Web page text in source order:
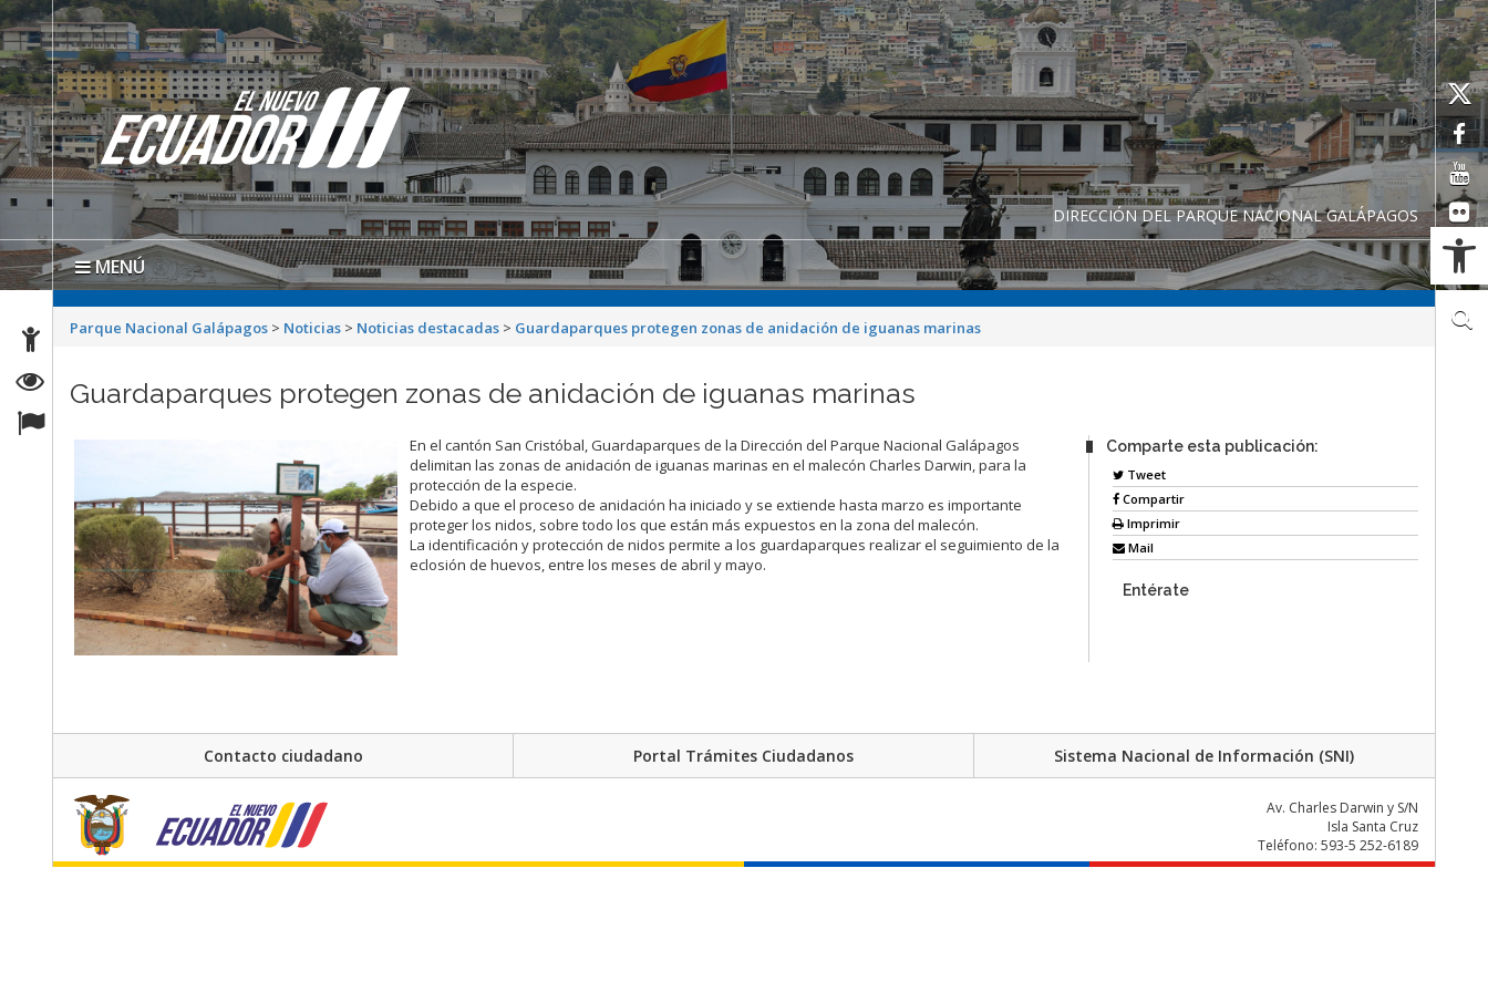
DIRECCIÓN DEL PARQUE NACIONAL GALÁPAGOS
MENÚ
Parque Nacional Galápagos > Noticias > Noticias destacadas > Guardaparques protegen zonas de anidación de iguanas marinas
Guardaparques protegen zonas de anidación de iguanas marinas
En el cantón San Cristóbal, Guardaparques de la Dirección del Parque Nacional Galápagos
delimitan las zonas de anidación de iguanas marinas en el malecón Charles Darwin, para la
protección de la especie.
Debido a que el proceso de anidación ha iniciado y se extiende hasta marzo es importante
proteger los nidos, sobre todo los que están más expuestos en la zona del malecón.
La identificación y protección de nidos permite a los guardaparques realizar el seguimiento de la
eclosión de huevos, entre los meses de abril y mayo.
Comparte esta publicación:
Tweet
Compartir
Imprimir
Mail
Entérate
Contacto ciudadano Portal Trámites Ciudadanos Sistema Nacional de Información (SNI)
Av. Charles Darwin y S/N
Isla Santa Cruz
Teléfono: 593-5 252-6189